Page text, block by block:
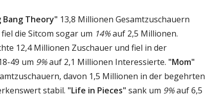
Bang Theory" 13,8 Millionen Gesamtzuschauern
die Sitcom sogar um 14%auf 2,5 Millionen.
12,4 Millionen Zuschauer und fiel in der
49 um 9%auf 2,1 Millionen Interessierte. "Mom"
davon 1,5 Millionen in der begehrten
stabil. "Life in Pieces" sank um 9%auf 6,5